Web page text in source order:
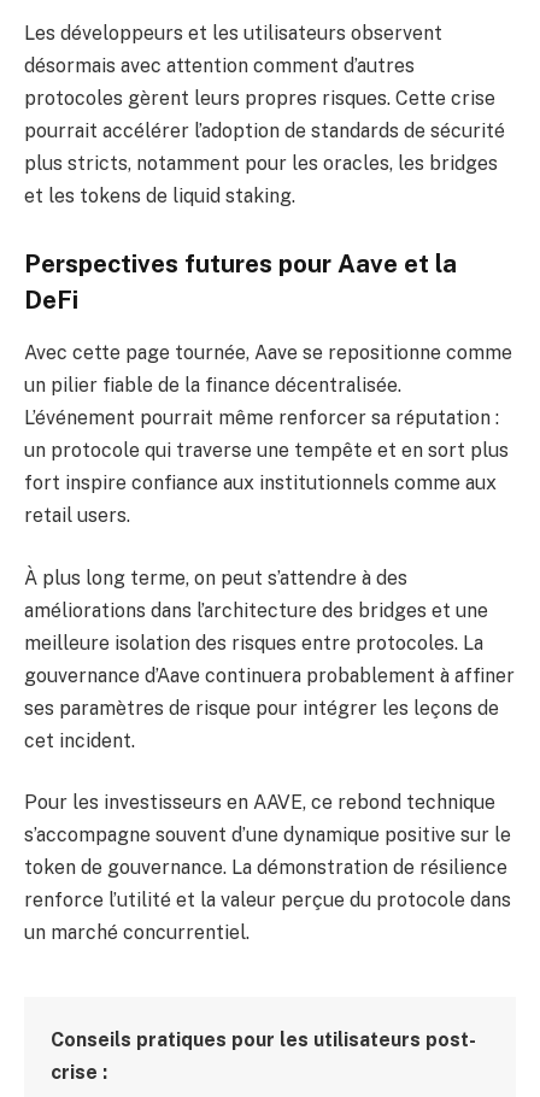
Les développeurs et les utilisateurs observent
désormais avec attention comment d’autres
protocoles gèrent leurs propres risques. Cette crise
pourrait accélérer l’adoption de standards de sécurité
plus stricts, notamment pour les oracles, les bridges
et les tokens de liquid staking.
Perspectives futures pour Aave et la
DeFi
Avec cette page tournée, Aave se repositionne comme
un pilier fiable de la finance décentralisée.
L’événement pourrait même renforcer sa réputation :
un protocole qui traverse une tempête et en sort plus
fort inspire confiance aux institutionnels comme aux
retail users.
À plus long terme, on peut s’attendre à des
améliorations dans l’architecture des bridges et une
meilleure isolation des risques entre protocoles. La
gouvernance d’Aave continuera probablement à affiner
ses paramètres de risque pour intégrer les leçons de
cet incident.
Pour les investisseurs en AAVE, ce rebond technique
s’accompagne souvent d’une dynamique positive sur le
token de gouvernance. La démonstration de résilience
renforce l’utilité et la valeur perçue du protocole dans
un marché concurrentiel.
Conseils pratiques pour les utilisateurs post-
crise :